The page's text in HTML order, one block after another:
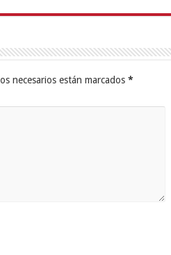
necesarios están marcados *